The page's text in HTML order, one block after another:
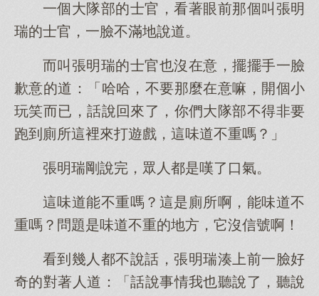
一個大隊部的士官，看著眼前那個叫張明
瑞的士官，一臉不滿地說道。
而叫張明瑞的士官也沒在意，擺擺手一臉
歉意的道：「哈哈，不要那麼在意嘛，開個小
玩笑而已，話說回來了，你們大隊部不得非要
跑到廁所這裡來打遊戲，這味道不重嗎？」
張明瑞剛說完，眾人都是嘆了口氣。
這味道能不重嗎？這是廁所啊，能味道不
重嗎？問題是味道不重的地方，它沒信號啊！
看到幾人都不說話，張明瑞湊上前一臉好
奇的對著人道：「話說事情我也聽說了，聽說